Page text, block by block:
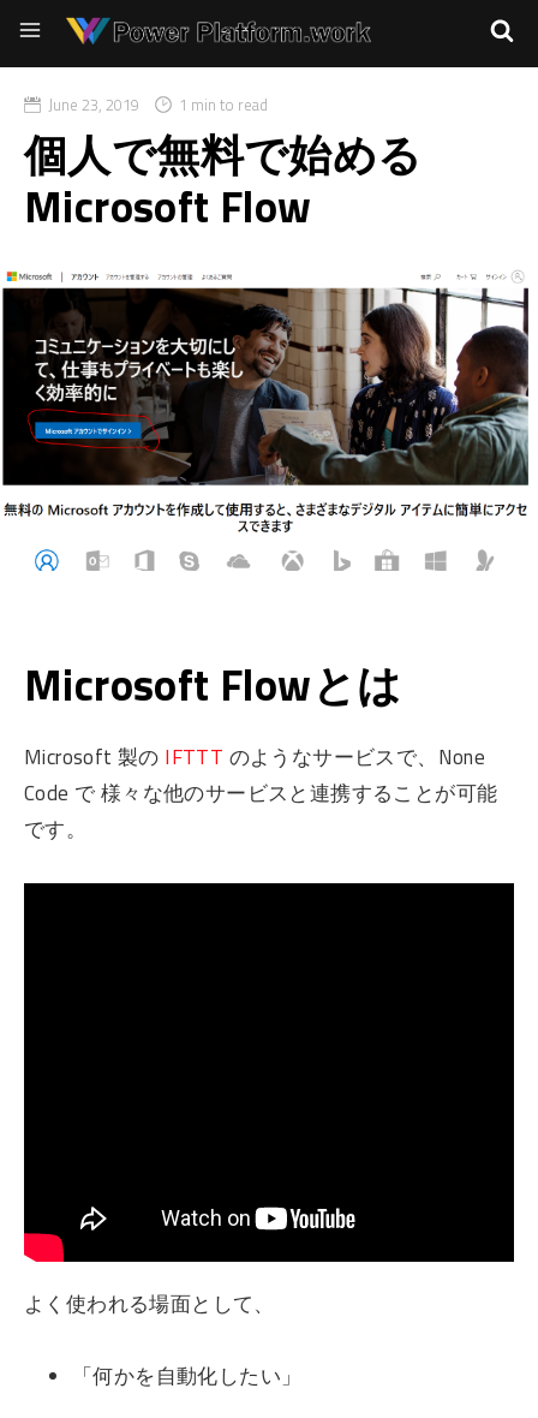
June 23, 2019 1 min to read
個人で無料で始める
Microsoft Flow
Microsoft Flowとは
Microsoft 製の IFTTT のようなサービスで、None
Code で 様々な他のサービスと連携することが可能
です。
よく使われる場面として、
「何かを自動化したい」